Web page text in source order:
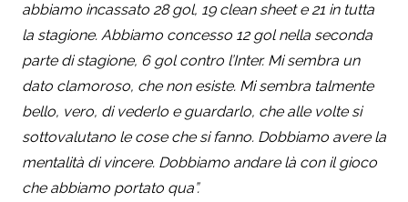
abbiamo incassato 28 gol, 19 clean sheet e 21 in tutta
la stagione. Abbiamo concesso 12 gol nella seconda
parte di stagione, 6 gol contro l’Inter. Mi sembra un
dato clamoroso, che non esiste. Mi sembra talmente
bello, vero, di vederlo e guardarlo, che alle volte si
sottovalutano le cose che si fanno. Dobbiamo avere la
mentalità di vincere. Dobbiamo andare là con il gioco
che abbiamo portato qua”.